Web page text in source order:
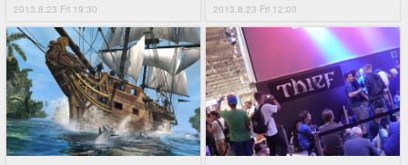
2013.8.23 Fri 19:30 2013.8.23 Fri 12:00